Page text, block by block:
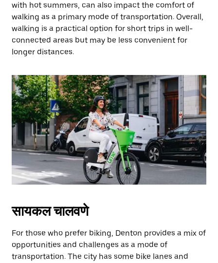
with hot summers, can also impact the comfort of
walking as a primary mode of transportation. Overall,
walking is a practical option for short trips in well-
connected areas but may be less convenient for
longer distances.
सायकल चालवणे
For those who prefer biking, Denton provides a mix of
opportunities and challenges as a mode of
transportation. The city has some bike lanes and